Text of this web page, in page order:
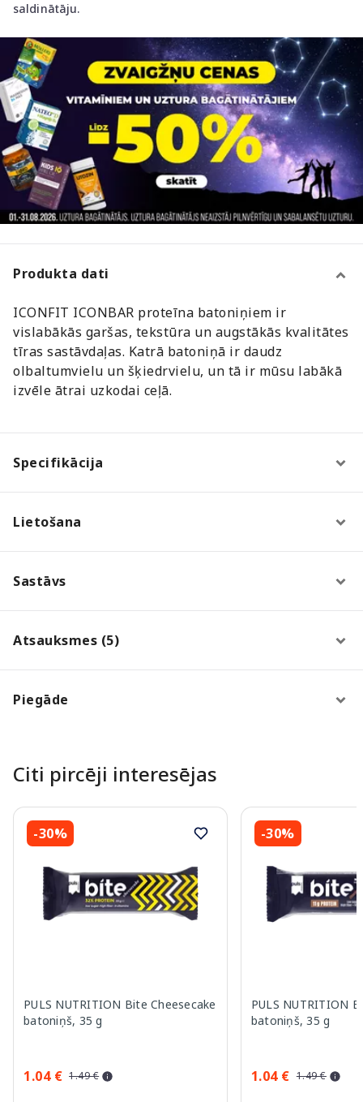
saldinātāju.
Produkta dati
ICONFIT ICONBAR proteīna batoniņiem ir
vislabākās garšas, tekstūra un augstākās kvalitātes
tīras sastāvdaļas. Katrā batoniņā ir daudz
olbaltumvielu un šķiedrvielu, un tā ir mūsu labākā
izvēle ātrai uzkodai ceļā.
Specifikācija
Lietošana
Sastāvs
Atsauksmes (5)
Piegāde
Citi pircēji interesējas
-30%
PULS NUTRITION Bite Cheesecake
batoniņš, 35 g
1.04 € 1.49 €
-30%
PULS NUTRITION
batoniņš, 35 g
1.04 € 1.49 €